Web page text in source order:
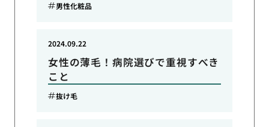
男性化粧品
女性の薄毛！病院選びで重視すべき
こと
2024.09.22
抜け毛